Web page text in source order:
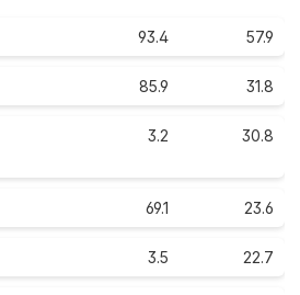
93.4 57.9
85.9 31.8
3.2 30.8
69.1 23.6
3.5 22.7